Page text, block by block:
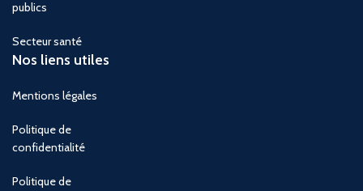
publics
Secteur santé
Nos liens utiles
Mentions légales
Politique de
confidentialité
Politique de